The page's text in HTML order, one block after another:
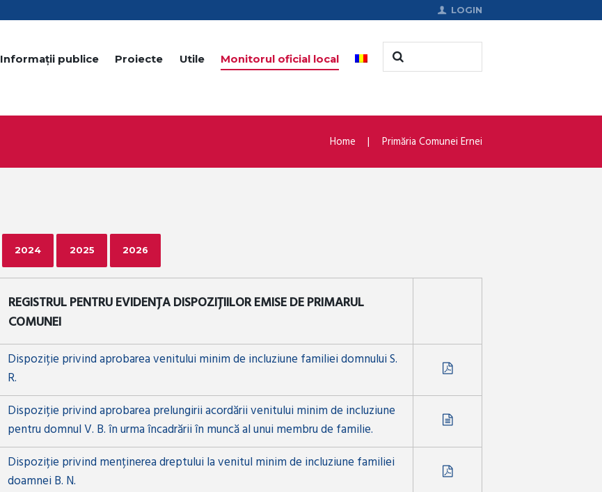
LOGIN
Informații publice Proiecte Utile Monitorul oficial local
Home Primăria Comunei Ernei
2024 2025 2026
REGISTRUL PENTRU EVIDENȚA DISPOZIȚIILOR EMISE DE PRIMARUL
COMUNEI
Dispoziție privind aprobarea venitului minim de incluziune familiei domnului S.
R.
Dispoziție privind aprobarea prelungirii acordării venitului minim de incluziune
pentru domnul V. B. în urma încadrării în muncă al unui membru de familie.
Dispoziție privind menținerea dreptului la venitul minim de incluziune familiei
doamnei B. N.